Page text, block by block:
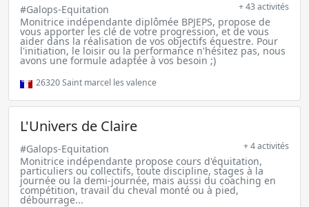
#Galops-Equitation + 43 activités
Monitrice indépendante diplômée BPJEPS, propose de
vous apporter les clé de votre progression, et de vous
aider dans la réalisation de vos objectifs équestre. Pour
l'initiation, le loisir ou la performance n'hésitez pas, nous
avons une formule adaptée à vos besoin ;)
26320Saint marcel les valence
L'Univers de Claire
#Galops-Equitation + 4 activités
Monitrice indépendante propose cours d'équitation,
particuliers ou collectifs, toute discipline, stages à la
journée ou la demi-journée, mais aussi du coaching en
compétition, travail du cheval monté ou à pied,
débourrage...